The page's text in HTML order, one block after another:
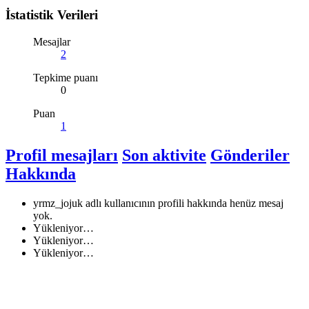
İstatistik Verileri
Mesajlar
2
Tepkime puanı
0
Puan
1
Profil mesajları Son aktivite Gönderiler
Hakkında
yrmz_jojuk adlı kullanıcının profili hakkında henüz mesaj
yok.
Yükleniyor…
Yükleniyor…
Yükleniyor…